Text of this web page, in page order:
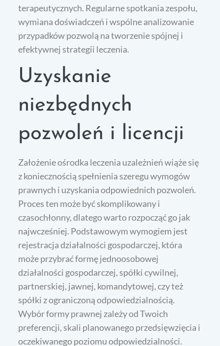
terapeutycznych. Regularne spotkania zespołu,
wymiana doświadczeń i wspólne analizowanie
przypadków pozwolą na tworzenie spójnej i
efektywnej strategii leczenia.
Uzyskanie
niezbędnych
pozwoleń i licencji
Założenie ośrodka leczenia uzależnień wiąże się
z koniecznością spełnienia szeregu wymogów
prawnych i uzyskania odpowiednich pozwoleń.
Proces ten może być skomplikowany i
czasochłonny, dlatego warto rozpocząć go jak
najwcześniej. Podstawowym wymogiem jest
rejestracja działalności gospodarczej, która
może przybrać formę jednoosobowej
działalności gospodarczej, spółki cywilnej,
partnerskiej, jawnej, komandytowej, czy też
spółki z ograniczoną odpowiedzialnością.
Wybór formy prawnej zależy od Twoich
preferencji, skali planowanego przedsięwzięcia i
oczekiwanego poziomu odpowiedzialności.